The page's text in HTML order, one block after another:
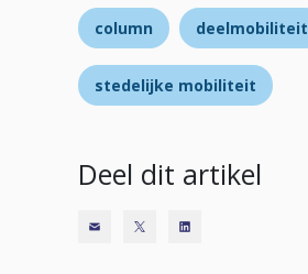
column deelmobiliteit
stedelijke mobiliteit
Deel dit artikel